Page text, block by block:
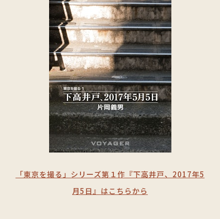
「東京を撮る」シリーズ第１作『下高井戸、2017年5
月5日』はこちらから